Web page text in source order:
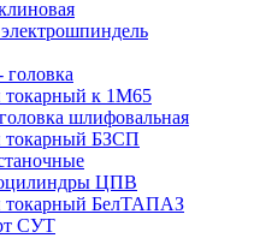
токарный к 1М65
шлифовальная
токарный БЗСП
ЦПВ
токарный БелТАПАЗ
СУТ